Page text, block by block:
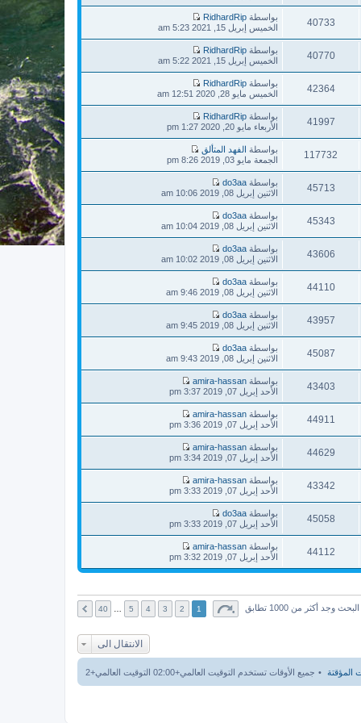
ك
ش
ر
ك
م
ش
ر
ك
د
م
ش
ر
ك
40733 بواسطة RidhardRip
ش
د
م
ش
ر
ك
الخميس إبريل 15, 2021 5:23 am
40770 بواسطة RidhardRip
ش
د
آ
م
ش
ر
ك
الخميس إبريل 15, 2021 5:22 am
42364 بواسطة RidhardRip
ش
د
آ
م
ش
ر
ك
الخميس مايو 28, 2020 12:51 am
41997 بواسطة RidhardRip
ش
د
آ
م
ش
ر
ك
الأربعاء مايو 20, 2020 1:27 pm
117732 بواسطة الفهد المتألق
ش
د
آ
م
ش
ر
ك
الجمعة مايو 03, 2019 8:26 pm
45713 بواسطة do3aa
ش
د
آ
م
ش
ر
ك
الاثنين إبريل 08, 2019 10:06 am
45343 بواسطة do3aa
ش
د
آ
م
ش
ر
ك
الاثنين إبريل 08, 2019 10:04 am
43606 بواسطة do3aa
ش
د
آ
م
ش
ر
ك
ة
الاثنين إبريل 08, 2019 10:02 am
44110 بواسطة do3aa
ش
د
آ
م
ش
ا
ر
ك
ة
الاثنين إبريل 08, 2019 9:46 am
43957 بواسطة do3aa
ش
د
آ
ر
م
ش
ا
ر
ك
ة
الاثنين إبريل 08, 2019 9:45 am
45087 بواسطة do3aa
ش
د
آ
ر
م
ش
ا
ر
ك
ة
الاثنين إبريل 08, 2019 9:43 am
43403 بواسطة amira-hassan
ش
آ
م
ش
ر
ك
الأحد إبريل 07, 2019 3:37 pm
44911 بواسطة amira-hassan
ش
آ
م
ش
ر
ك
الأحد إبريل 07, 2019 3:36 pm
44629 بواسطة amira-hassan
ش
آ
م
ش
ر
ك
الأحد إبريل 07, 2019 3:34 pm
43342 بواسطة amira-hassan
ش
آ
م
ش
ر
ك
ة
الأحد إبريل 07, 2019 3:33 pm
45058 بواسطة do3aa
ش
د
آ
خ
م
الأحد إبريل 07, 2019 3:33 pm
44112 بواسطة amira-hassan
ش
ه
آ
خ
ر
ر
ك
الأحد إبريل 07, 2019 3:32 pm
البحث وجد أكثر من 1000 تطابق 1
2
3
4
5
40
الانتقال الى
جميع الأوقات تستخدم التوقيت العالمي+02:00 التوقيت العالمي+2 المؤقتة